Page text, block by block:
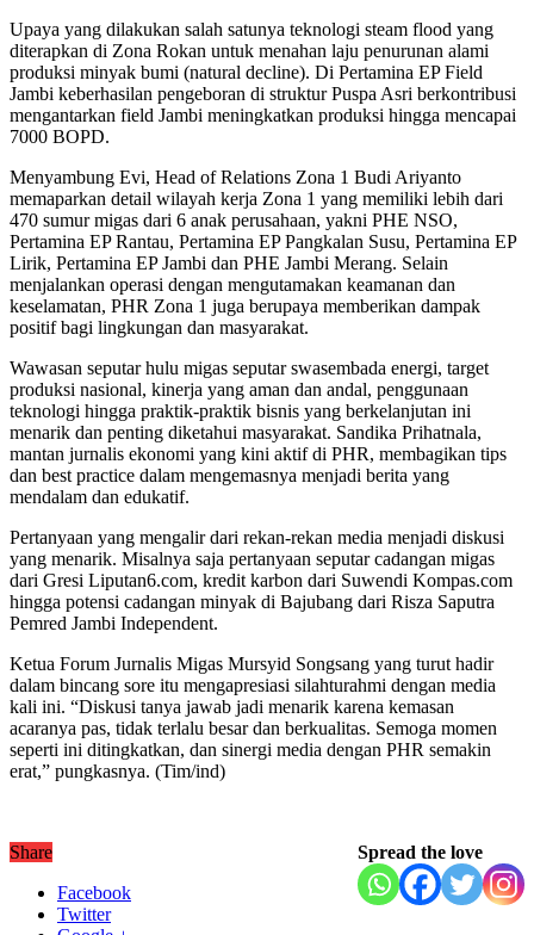
Upaya yang dilakukan salah satunya teknologi steam flood yang
diterapkan di Zona Rokan untuk menahan laju penurunan alami
produksi minyak bumi (natural decline). Di Pertamina EP Field
Jambi keberhasilan pengeboran di struktur Puspa Asri berkontribusi
mengantarkan field Jambi meningkatkan produksi hingga mencapai
7000 BOPD.
Menyambung Evi, Head of Relations Zona 1 Budi Ariyanto
memaparkan detail wilayah kerja Zona 1 yang memiliki lebih dari
470 sumur migas dari 6 anak perusahaan, yakni PHE NSO,
Pertamina EP Rantau, Pertamina EP Pangkalan Susu, Pertamina EP
Lirik, Pertamina EP Jambi dan PHE Jambi Merang. Selain
menjalankan operasi dengan mengutamakan keamanan dan
keselamatan, PHR Zona 1 juga berupaya memberikan dampak
positif bagi lingkungan dan masyarakat.
Wawasan seputar hulu migas seputar swasembada energi, target
produksi nasional, kinerja yang aman dan andal, penggunaan
teknologi hingga praktik-praktik bisnis yang berkelanjutan ini
menarik dan penting diketahui masyarakat. Sandika Prihatnala,
mantan jurnalis ekonomi yang kini aktif di PHR, membagikan tips
dan best practice dalam mengemasnya menjadi berita yang
mendalam dan edukatif.
Pertanyaan yang mengalir dari rekan-rekan media menjadi diskusi
yang menarik. Misalnya saja pertanyaan seputar cadangan migas
dari Gresi Liputan6.com, kredit karbon dari Suwendi Kompas.com
hingga potensi cadangan minyak di Bajubang dari Risza Saputra
Pemred Jambi Independent.
Ketua Forum Jurnalis Migas Mursyid Songsang yang turut hadir
dalam bincang sore itu mengapresiasi silahturahmi dengan media
kali ini. “Diskusi tanya jawab jadi menarik karena kemasan
acaranya pas, tidak terlalu besar dan berkualitas. Semoga momen
seperti ini ditingkatkan, dan sinergi media dengan PHR semakin
erat,” pungkasnya. (Tim/ind)
Spread the love
Share
Facebook
Twitter